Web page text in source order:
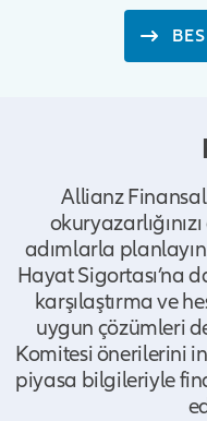
Allianz
adımlarla
Hayat Sigortası’na
karşılaştırma ve
uygun çözümleri
Komitesi önerilerini
piyasa bilgileriyle